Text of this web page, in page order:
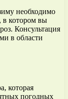
необходимо
в котором вы
Консультация
в области
которая
погодных